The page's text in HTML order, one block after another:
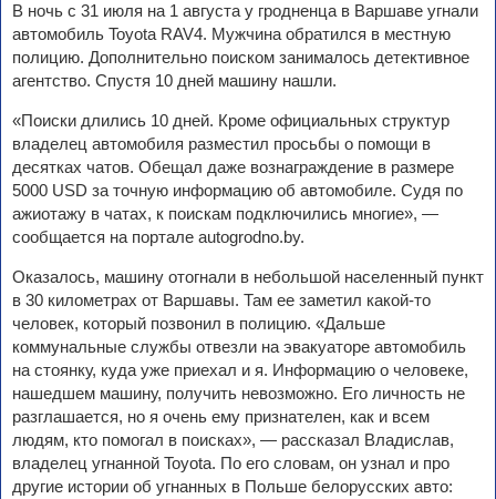
В ночь с 31 июля на 1 августа у гродненца в Варшаве угнали
автомобиль Toyota RAV4. Мужчина обратился в местную
полицию. Дополнительно поиском занималось детективное
агентство. Спустя 10 дней машину нашли.
«Поиски длились 10 дней. Кроме официальных структур
владелец автомобиля разместил просьбы о помощи в
десятках чатов. Обещал даже вознаграждение в размере
5000 USD за точную информацию об автомобиле. Судя по
ажиотажу в чатах, к поискам подключились многие», —
сообщается на портале autogrodno.by.
Оказалось, машину отогнали в небольшой населенный пункт
в 30 километрах от Варшавы. Там ее заметил какой-то
человек, который позвонил в полицию. «Дальше
коммунальные службы отвезли на эвакуаторе автомобиль
на стоянку, куда уже приехал и я. Информацию о человеке,
нашедшем машину, получить невозможно. Его личность не
разглашается, но я очень ему признателен, как и всем
людям, кто помогал в поисках», — рассказал Владислав,
владелец угнанной Toyota. По его словам, он узнал и про
другие истории об угнанных в Польше белорусских авто: